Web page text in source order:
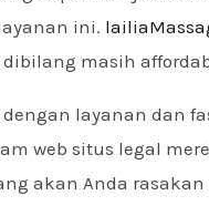
ini.
masih
layanan dan
web situs legal
akan Anda